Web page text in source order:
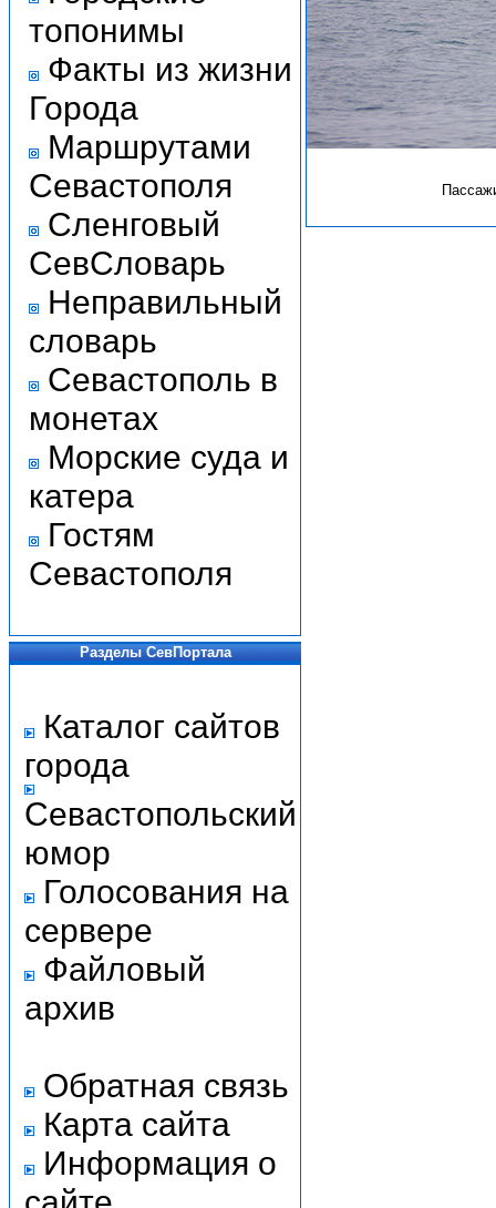
топонимы
Факты из жизни
Города
Маршрутами
Севастополя
Сленговый
СевСловарь
Неправильный
словарь
Севастополь в
монетах
Морские суда и
катера
Гостям
Севастополя
Разделы СевПортала
Каталог сайтов
города
Севастопольский
юмор
Голосования на
сервере
Файловый
архив
Обратная связь
Карта сайта
Информация о